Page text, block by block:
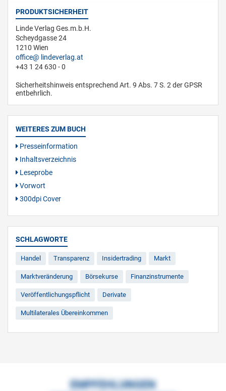
PRODUKTSICHERHEIT
Linde Verlag Ges.m.b.H.
Scheydgasse 24
1210 Wien
office
lindeverlag.at
+43 1 24 630 - 0
Sicherheitshinweis entsprechend Art. 9 Abs. 7 S. 2 der GPSR
entbehrlich.
WEITERES ZUM BUCH
Presseinformation
Inhaltsverzeichnis
Leseprobe
Vorwort
300dpi Cover
SCHLAGWORTE
Handel Transparenz Insidertrading Markt
Marktveränderung Börsekurse Finanzinstrumente
Veröffentlichungspflicht Derivate
Multilaterales Übereinkommen
EMPFEHLUNGEN